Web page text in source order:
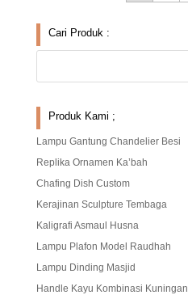
Cari Produk :
Produk Kami ;
Lampu Gantung Chandelier Besi
Replika Ornamen Ka’bah
Chafing Dish Custom
Kerajinan Sculpture Tembaga
Kaligrafi Asmaul Husna
Lampu Plafon Model Raudhah
Lampu Dinding Masjid
Handle Kayu Kombinasi Kuningan